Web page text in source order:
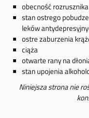
obecność
stan ostrego
leków
ostre zaburzenia
ciąża
otwarte rany na
stan upojenia
Niniejsza strona nie